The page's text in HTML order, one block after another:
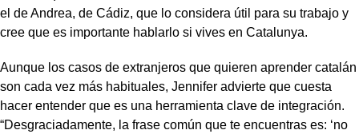
el de Andrea, de Cádiz, que lo considera útil para su trabajo y
cree que es importante hablarlo si vives en Catalunya.
Aunque los casos de extranjeros que quieren aprender catalán
son cada vez más habituales, Jennifer advierte que cuesta
hacer entender que es una herramienta clave de integración.
“Desgraciadamente, la frase común que te encuentras es: ‘no